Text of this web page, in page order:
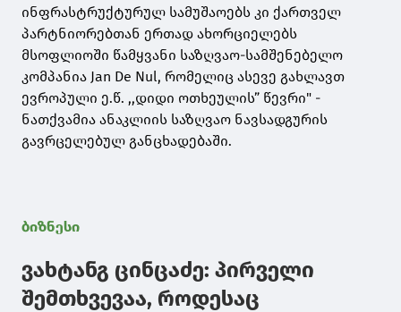
ინფრასტრუქტურულ სამუშაოებს კი ქართველ
პარტნიორებთან ერთად ახორციელებს
მსოფლიოში წამყვანი საზღვაო-სამშენებელო
კომპანია Jan De Nul, რომელიც ასევე გახლავთ
ევროპული ე.წ. ,,დიდი ოთხეულის” წევრი" -
ნათქვამია ანაკლიის საზღვაო ნავსადგურის
გავრცელებულ განცხადებაში.
ბიზნესი
ვახტანგ ცინცაძე: პირველი
შემთხვევაა, როდესაც